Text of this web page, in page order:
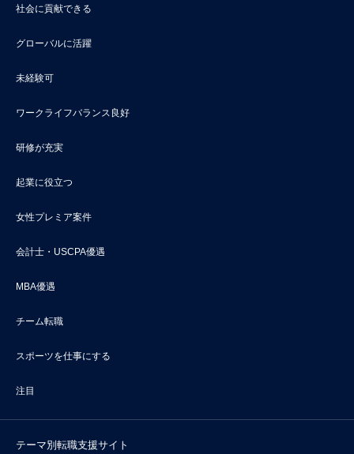
社会に貢献できる
グローバルに活躍
未経験可
ワークライフバランス良好
研修が充実
起業に役立つ
女性プレミア案件
会計士・USCPA優遇
MBA優遇
チーム転職
スポーツを仕事にする
注目
テーマ別転職支援サイト